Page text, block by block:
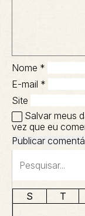
Nome *
E-mail *
Site
Salvar meus
vez que eu
S T